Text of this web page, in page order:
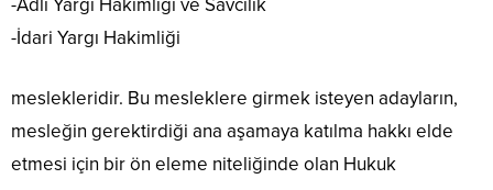
-Adli Yargı Hakimliği ve Savcılık
-İdari Yargı Hakimliği
meslekleridir. Bu mesleklere girmek isteyen adayların,
mesleğin gerektirdiği ana aşamaya katılma hakkı elde
etmesi için bir ön eleme niteliğinde olan Hukuk